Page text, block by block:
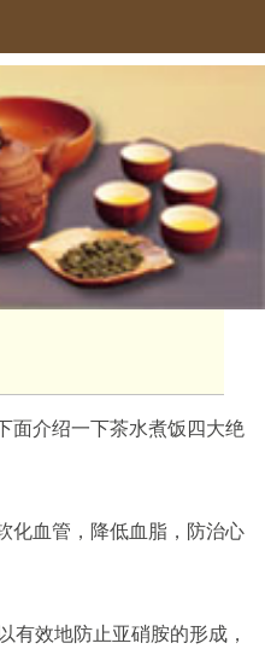
面介绍一下茶水煮饭四大绝
化血管，降低血脂，防治心
效地防止亚硝胺的形成，